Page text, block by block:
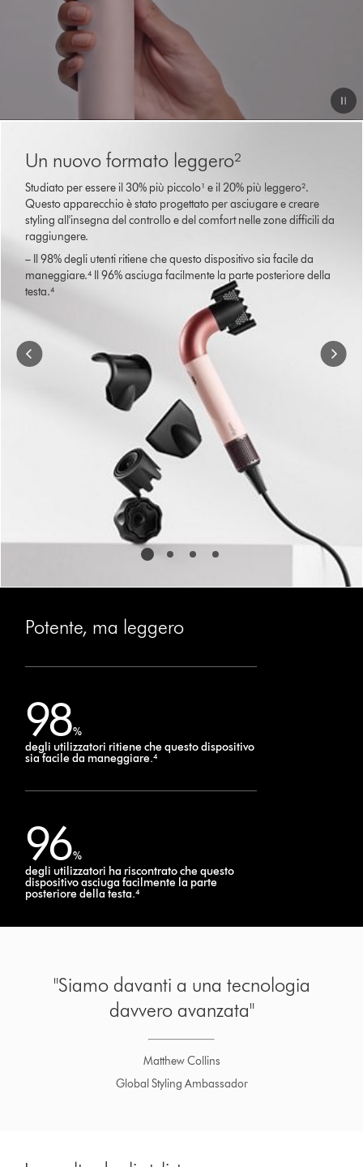
slides.
Previous
buttons
to
jump
Un nuovo formato leggero²
Studiato per essere il 30% più piccolo¹ e il 20% più leggero².
Questo apparecchio è stato progettato per asciugare e creare
styling all'insegna del controllo e del comfort nelle zone difficili da
raggiungere.
– Il 98% degli utenti ritiene che questo dispositivo sia facile da
maneggiare.⁴ Il 96% asciuga facilmente la parte posteriore della
testa.⁴
Potente, ma leggero
98%
degli utilizzatori ritiene che questo dispositivo
sia facile da maneggiare.⁴
96%
degli utilizzatori ha riscontrato che questo
dispositivo asciuga facilmente la parte
posteriore della testa.⁴
"Siamo davanti a una tecnologia
davvero avanzata"
Matthew Collins
Global Styling Ambassador